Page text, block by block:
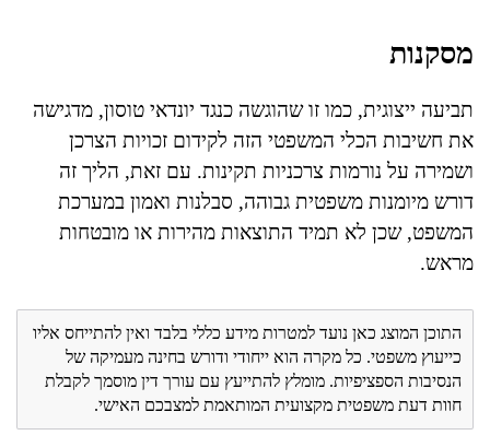
מסקנות
תביעה ייצוגית, כמו זו שהוגשה כנגד יונדאי טוסון, מדגישה
את חשיבות הכלי המשפטי הזה לקידום זכויות הצרכן
ושמירה על נורמות צרכניות תקינות. עם זאת, הליך זה
דורש מיומנות משפטית גבוהה, סבלנות ואמון במערכת
המשפט, שכן לא תמיד התוצאות מהירות או מובטחות
מראש.
התוכן המוצג כאן נועד למטרות מידע כללי בלבד ואין להתייחס אליו
כייעוץ משפטי. כל מקרה הוא ייחודי ודורש בחינה מעמיקה של
הנסיבות הספציפיות. מומלץ להתייעץ עם עורך דין מוסמך לקבלת
חוות דעת משפטית מקצועית המותאמת למצבכם האישי.